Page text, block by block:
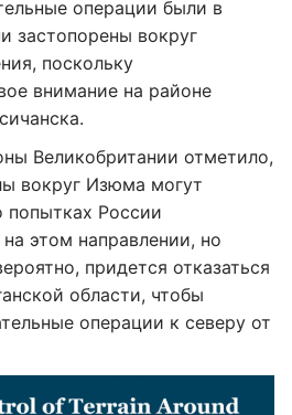
операции были в
застопорены вокруг
поскольку
внимание на районе
Великобритании отметило,
вокруг Изюма могут
попытках России
этом направлении, но
придется отказаться
области, чтобы
операции к северу от